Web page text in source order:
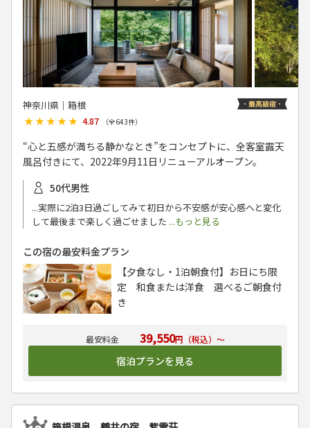
神奈川県│箱根
★★★★★
★★★★★ 4.87 （全643件）
“心と五感が満ちる静かなとき”をコンセプトに、全客室露天
風呂付きにて、2022年9月11日リニューアルオープン。
50代男性
...実際に2泊3日過ごしてみて初日から不安感が安心感へと変化
して最後まで楽しく過ごせました ...もっと見る
39,550円（税込）～
宿泊プランを見る
この宿の最安料金プラン
【夕食なし・1泊朝食付】お日にち限
定 和食または洋食 選べるご朝食付
き